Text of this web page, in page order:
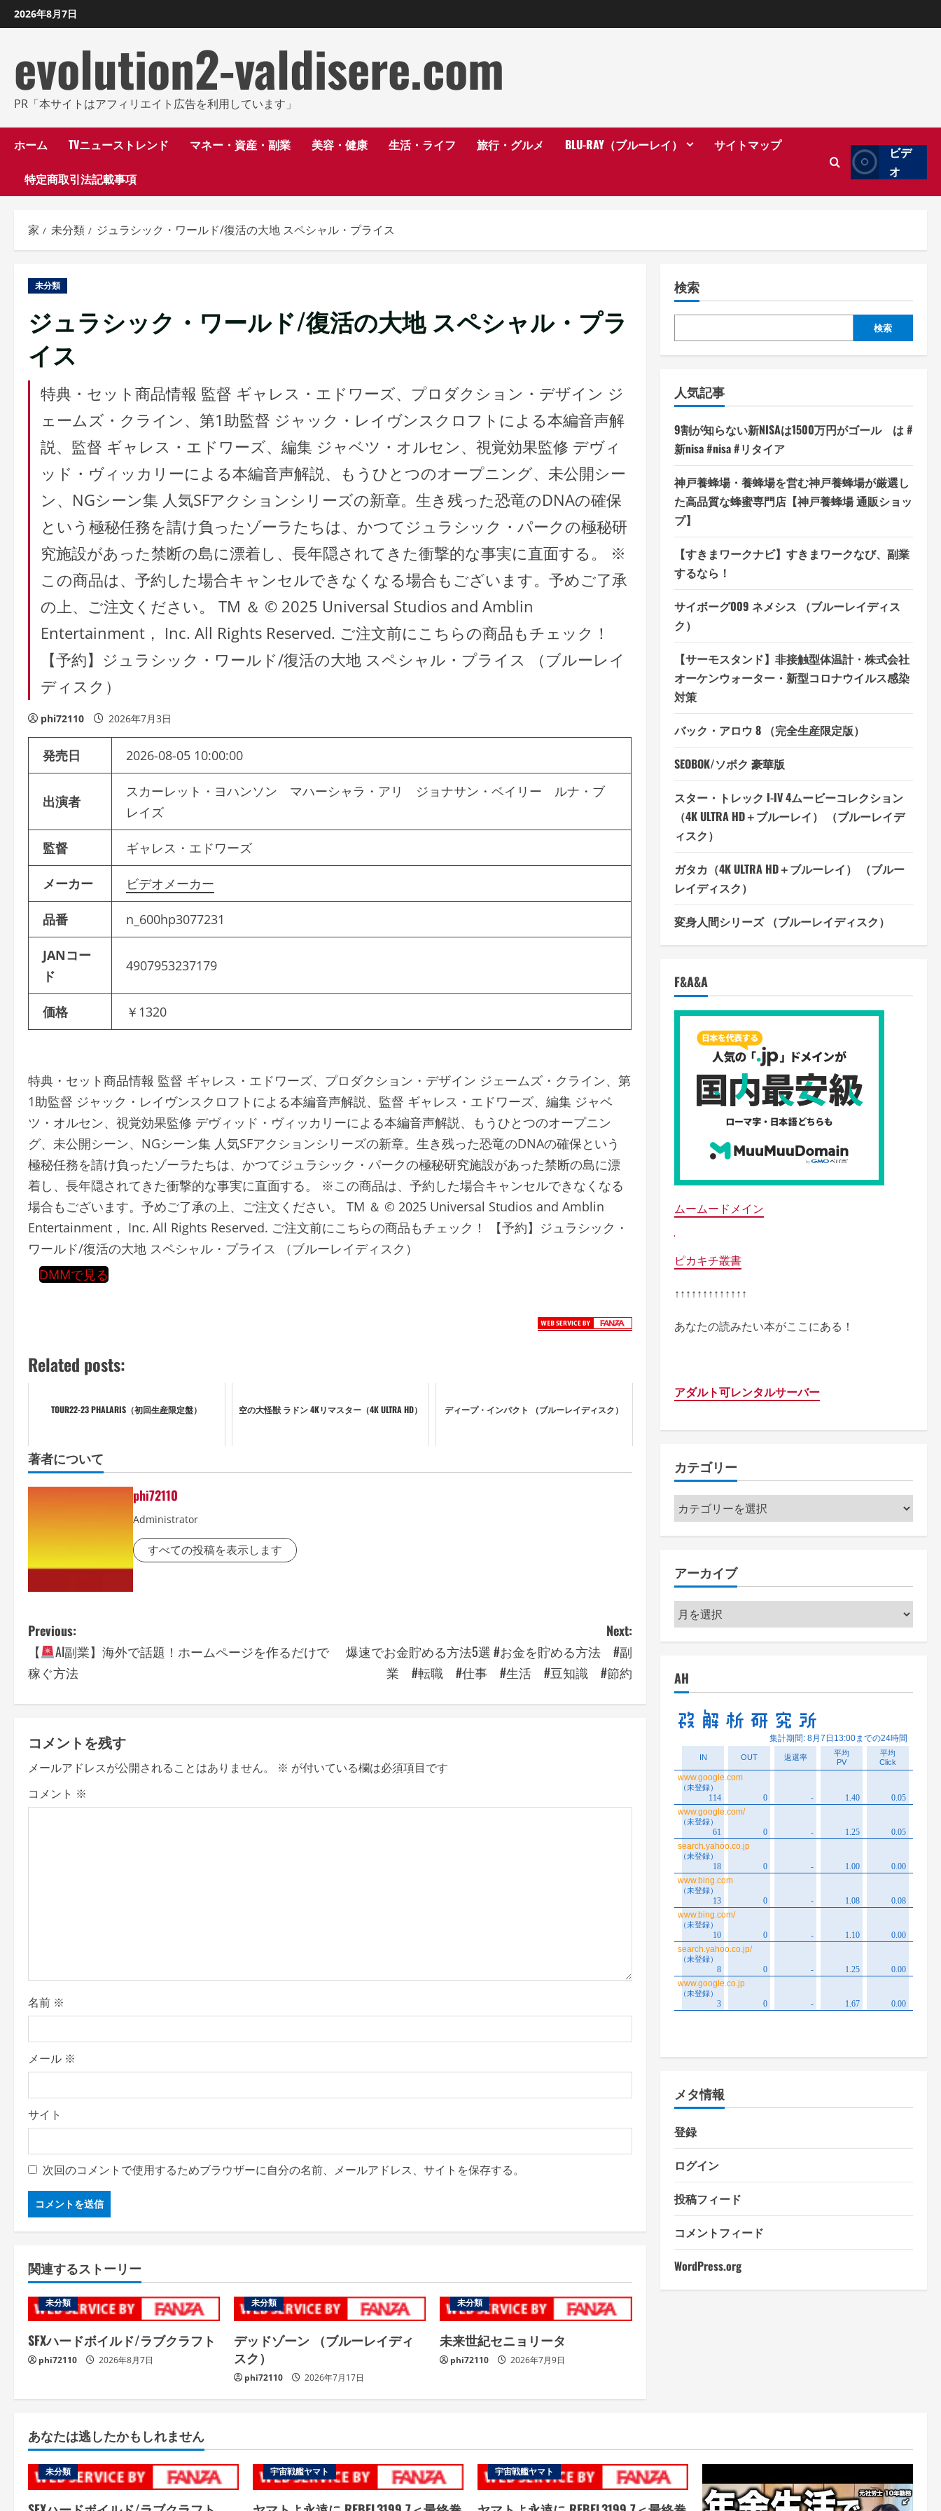
ン
し
2026年8月7日
evolution2-valdisere.com
PR「本サイトはアフィリエイト広告を利用しています」
ホーム TVニューストレンド マネー・資産・副業 美容・健康 生活・ライフ 旅行・グルメ BLU-RAY（ブルーレイ） サイトマップ
特定商取引法記載事項
ビデ
オ
家 未分類 ジュラシック・ワールド/復活の大地 スペシャル・プライス
未分類
ジュラシック・ワールド/復活の大地 スペシャル・プラ
イス
特典・セット商品情報 監督 ギャレス・エドワーズ、プロダクション・デザイン ジ
ェームズ・クライン、第1助監督 ジャック・レイヴンスクロフトによる本編音声解
説、監督 ギャレス・エドワーズ、編集 ジャベツ・オルセン、視覚効果監修 デヴィ
ッド・ヴィッカリーによる本編音声解説、もうひとつのオープニング、未公開シー
ン、NGシーン集 人気SFアクションシリーズの新章。生き残った恐竜のDNAの確保
という極秘任務を請け負ったゾーラたちは、かつてジュラシック・パークの極秘研
究施設があった禁断の島に漂着し、長年隠されてきた衝撃的な事実に直面する。 ※
この商品は、予約した場合キャンセルできなくなる場合もございます。予めご了承
の上、ご注文ください。 TM ＆ © 2025 Universal Studios and Amblin
Entertainment， Inc. All Rights Reserved. ご注文前にこちらの商品もチェック！
【予約】ジュラシック・ワールド/復活の大地 スペシャル・プライス （ブルーレイ
ディスク）
phi72110 2026年7月3日
発売日 2026-08-05 10:00:00
出演者
スカーレット・ヨハンソン マハーシャラ・アリ ジョナサン・ベイリー ルナ・ブ
レイズ
監督 ギャレス・エドワーズ
メーカー ビデオメーカー
品番 n_600hp3077231
JANコー
ド
4907953237179
価格 ￥1320
特典・セット商品情報 監督 ギャレス・エドワーズ、プロダクション・デザイン ジェームズ・クライン、第
1助監督 ジャック・レイヴンスクロフトによる本編音声解説、監督 ギャレス・エドワーズ、編集 ジャベ
ツ・オルセン、視覚効果監修 デヴィッド・ヴィッカリーによる本編音声解説、もうひとつのオープニン
グ、未公開シーン、NGシーン集 人気SFアクションシリーズの新章。生き残った恐竜のDNAの確保という
極秘任務を請け負ったゾーラたちは、かつてジュラシック・パークの極秘研究施設があった禁断の島に漂
着し、長年隠されてきた衝撃的な事実に直面する。 ※この商品は、予約した場合キャンセルできなくなる
場合もございます。予めご了承の上、ご注文ください。 TM ＆ © 2025 Universal Studios and Amblin
Entertainment， Inc. All Rights Reserved. ご注文前にこちらの商品もチェック！ 【予約】ジュラシック・
ワールド/復活の大地 スペシャル・プライス （ブルーレイディスク）
DMMで見る
Related posts:
TOUR22-23 PHALARIS（初回生産限定盤） 空の大怪獣 ラドン 4Kリマスター（4K ULTRA HD） ディープ・インパクト （ブルーレイディスク）
著者について
phi72110
Administrator
すべての投稿を表示します
P
o
n
a
v
o
n
Previous:
【
AI副業】海外で話題！ホームページを作るだけで
稼ぐ方法
Next:
爆速でお金貯める方法5選 #お金を貯める方法 #副
業 #転職 #仕事 #生活 #豆知識 #節約
コメントを残す
メールアドレスが公開されることはありません。 ※ が付いている欄は必須項目です
コメント ※
名前 ※
メール ※
サイト
次回のコメントで使用するためブラウザーに自分の名前、メールアドレス、サイトを保存する。
関連するストーリー
未分類
SFXハードボイルド/ラブクラフト
phi72110 2026年8月7日
未分類
デッドゾーン （ブルーレイディ
スク）
phi72110 2026年7月17日
未分類
未来世紀セニョリータ
phi72110 2026年7月9日
検索
検索
人気記事
9割が知らない新NISAは1500万円がゴール は #
新nisa #nisa #リタイア
神戸養蜂場・養蜂場を営む神戸養蜂場が厳選し
た高品質な蜂蜜専門店【神戸養蜂場 通販ショッ
プ】
【すきまワークナビ】すきまワークなび、副業
するなら！
サイボーグ009 ネメシス （ブルーレイディス
ク）
【サーモスタンド】非接触型体温計・株式会社
オーケンウォーター・新型コロナウイルス感染
対策
バック・アロウ 8 （完全生産限定版）
SEOBOK/ソボク 豪華版
スター・トレック I-IV 4ムービーコレクション
（4K ULTRA HD＋ブルーレイ） （ブルーレイデ
ィスク）
ガタカ（4K ULTRA HD＋ブルーレイ） （ブルー
レイディスク）
変身人間シリーズ （ブルーレイディスク）
F&A&A
ムームードメイン
ピカキチ叢書
↑↑↑↑↑↑↑↑↑↑↑↑↑
あなたの読みたい本がここにある！
アダルト可レンタルサーバー
カテゴリー
カ
テ
ー
アーカイブ
ア
ー
ブ
AH
メタ情報
登録
ログイン
投稿フィード
コメントフィード
WordPress.org
あなたは逃したかもしれません
未分類 宇宙戦艦ヤマト 宇宙戦艦ヤマト